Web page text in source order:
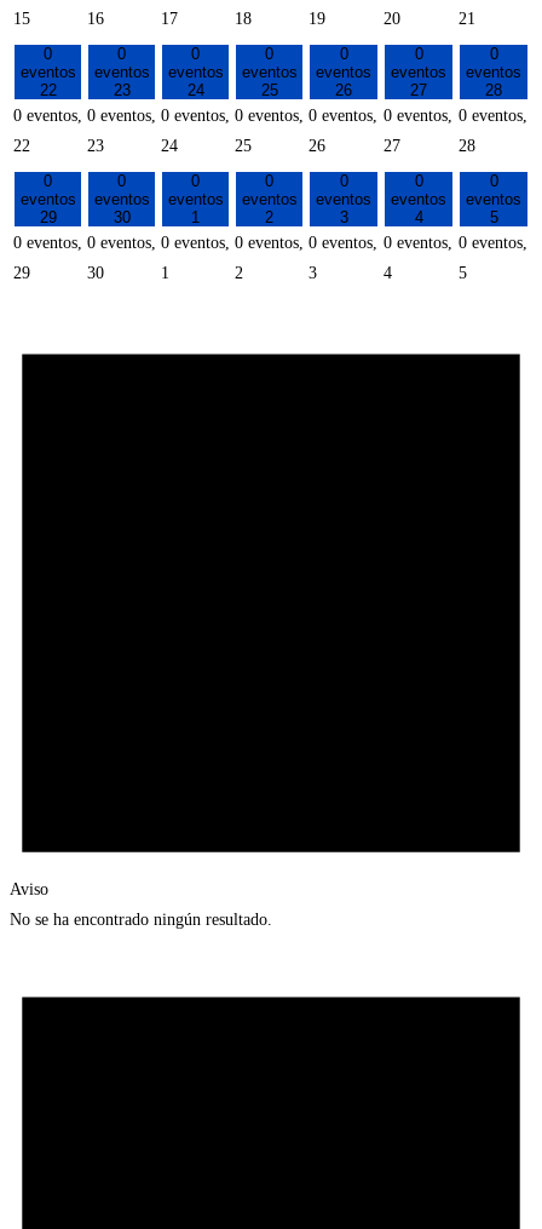
15
16
17
18
19
20
21
0
eventos
22
0 eventos,
22
0
eventos
23
0 eventos,
23
0
eventos
24
0 eventos,
24
0
eventos
25
0 eventos,
25
0
eventos
26
0 eventos,
26
0
eventos
27
0 eventos,
27
0
eventos
28
0 eventos,
28
0
eventos
29
0 eventos,
29
0
eventos
30
0 eventos,
30
0
eventos
1
0 eventos,
1
0
eventos
2
0 eventos,
2
0
eventos
3
0 eventos,
3
0
eventos
4
0 eventos,
4
0
eventos
5
0 eventos,
5
Aviso
No se ha encontrado ningún resultado.